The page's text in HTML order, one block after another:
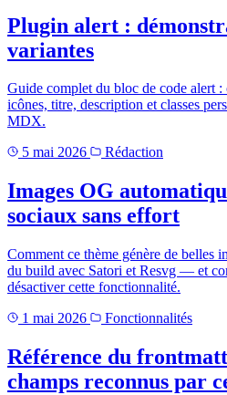
Plugin alert :
variantes
Guide complet du bloc de code alert
icônes, titre, description et classes
MDX.
5 mai 2026
Rédaction
Images OG
sociaux sans effort
Comment ce thème génère de belles
du build avec Satori et Resvg — et
désactiver cette fonctionnalité.
1 mai 2026
Fonctionnalités
Référence du
champs reconnus par